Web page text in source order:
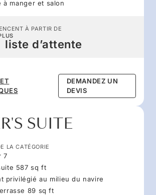
à manger et salon
À PARTIR DE
liste d’attente
DEMANDEZ UN
DEVIS
SUITE
LA CATÉGORIE
7
587 sq ft
privilégié au milieu du navire
89 sq ft